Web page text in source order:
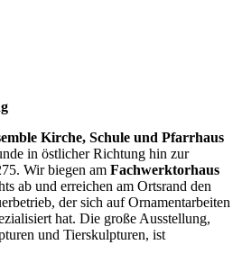
Kirche, Schule und Pfarrhaus
in östlicher Richtung hin zur
Wir biegen am Fachwerktorhaus
ab und erreichen am Ortsrand den
der sich auf Ornamentarbeiten
hat. Die große Ausstellung,
und Tierskulpturen, ist